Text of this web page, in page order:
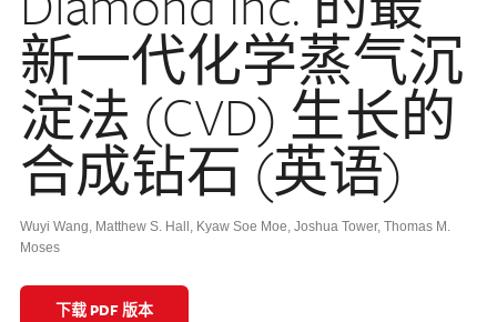
新一代化学蒸气沉
淀法 (CVD) 生长的
合成钻石 (英语)
Wuyi Wang, Matthew S. Hall , Kyaw Soe Moe, Joshua Tower, Thomas M.
Moses
下载 PDF 版本